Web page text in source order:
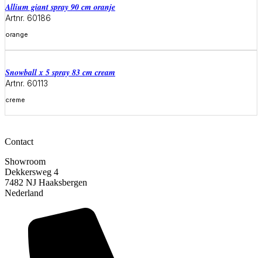
allium giant spray 90 cm oranje
Artnr. 60186
orange
Meer informatie
snowball x 5 spray 83 cm cream
Artnr. 60113
creme
Contact
Showroom
Dekkersweg 4
7482 NJ Haaksbergen
Nederland